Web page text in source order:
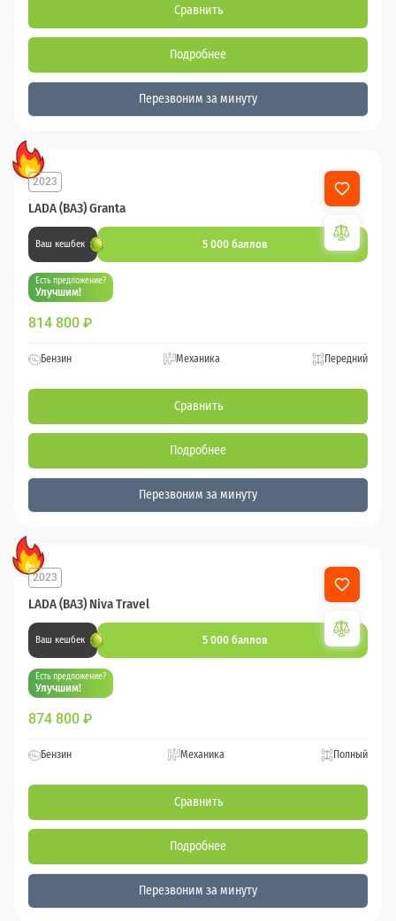
Сравнить
Подробнее
Перезвоним за минуту
LADA (ВАЗ) Granta
2023
Ваш кешбек 5 000 баллов
Есть предложение?
Улучшим!
814 800 ₽
Бензин Механика Передний
Сравнить
Подробнее
Перезвоним за минуту
LADA (ВАЗ) Niva Travel
2023
Ваш кешбек 5 000 баллов
Есть предложение?
Улучшим!
874 800 ₽
Бензин Механика Полный
Сравнить
Подробнее
Перезвоним за минуту